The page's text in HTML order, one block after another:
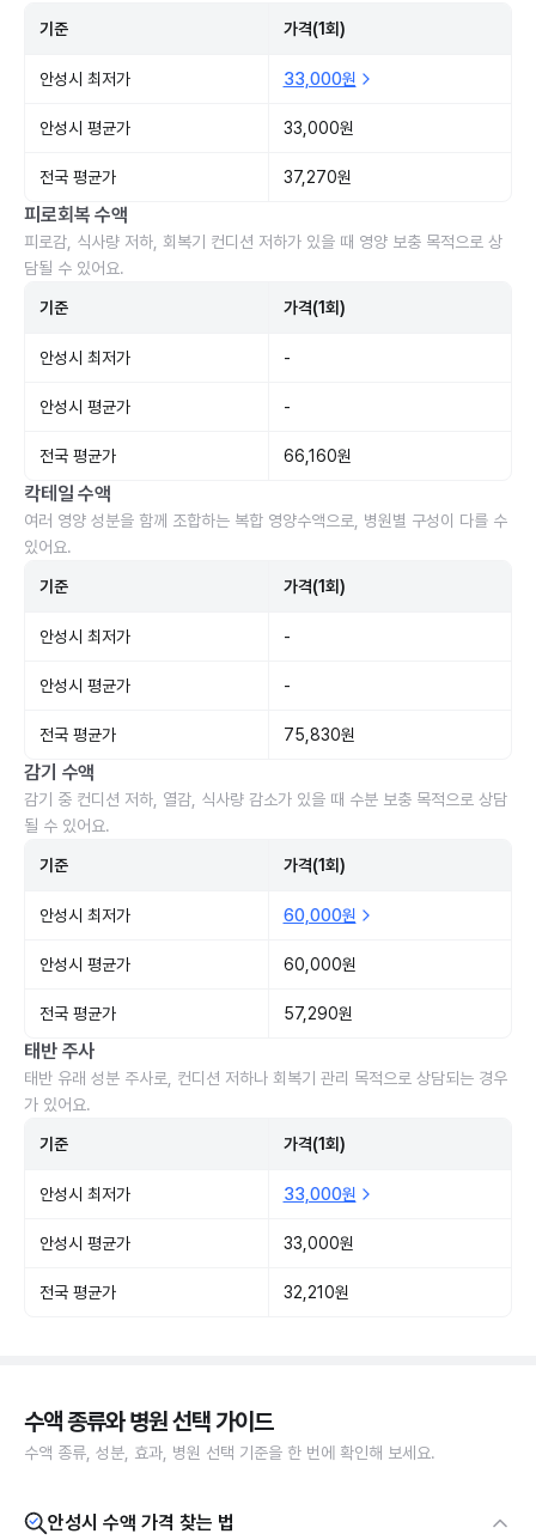
기준 가격(1회)
안성시 최저가 33,000원
안성시 평균가 33,000원
전국 평균가 37,270원
피로회복 수액
피로감, 식사량 저하, 회복기 컨디션 저하가 있을 때 영양 보충 목적으로 상
담될 수 있어요.
기준 가격(1회)
안성시 최저가 -
안성시 평균가 -
전국 평균가 66,160원
칵테일 수액
여러 영양 성분을 함께 조합하는 복합 영양수액으로, 병원별 구성이 다를 수
있어요.
기준 가격(1회)
안성시 최저가 -
안성시 평균가 -
전국 평균가 75,830원
감기 수액
감기 중 컨디션 저하, 열감, 식사량 감소가 있을 때 수분 보충 목적으로 상담
될 수 있어요.
기준 가격(1회)
안성시 최저가 60,000원
안성시 평균가 60,000원
전국 평균가 57,290원
태반 주사
태반 유래 성분 주사로, 컨디션 저하나 회복기 관리 목적으로 상담되는 경우
가 있어요.
기준 가격(1회)
안성시 최저가 33,000원
안성시 평균가 33,000원
전국 평균가 32,210원
수액 종류와 병원 선택 가이드
수액 종류, 성분, 효과, 병원 선택 기준을 한 번에 확인해 보세요.
안성시 수액 가격 찾는 법